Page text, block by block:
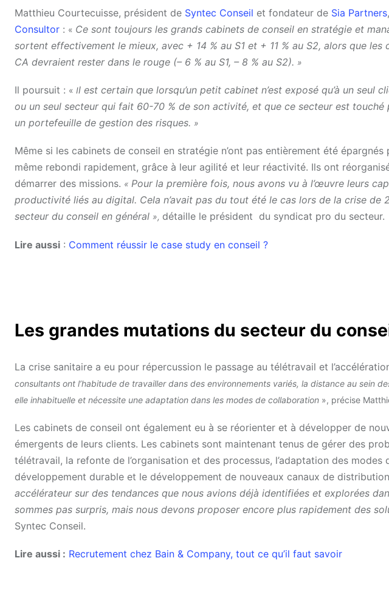
Matthieu Courtecuisse, président de Syntec Conseil et fondateur de Sia Partners
Consultor : « Ce sont toujours les grands cabinets de conseil en stratégie et
sortent effectivement le mieux, avec + 14 % au S1 et + 11 % au S2, alors que les
CA devraient rester dans le rouge (– 6 % au S1, – 8 % au S2). »
Il poursuit : « Il est certain que lorsqu’un petit cabinet n’est exposé qu’à un seul
ou un seul secteur qui fait 60-70 % de son activité, et que ce secteur est touché
un portefeuille de gestion des risques. »
Même si les cabinets de conseil en stratégie n’ont pas entièrement été
même rebondi rapidement, grâce à leur agilité et leur réactivité. Ils ont
démarrer des missions. « Pour la première fois, nous avons vu à l’œuvre leurs
productivité liés au digital. Cela n’avait pas du tout été le cas lors de la crise
secteur du conseil en général », détaille le président du syndicat pro du secteur.
Lire aussi : Comment réussir le case study en conseil ?
Les grandes mutations du secteur du
La crise sanitaire a eu pour répercussion le passage au télétravail et
consultants ont l’habitude de travailler dans des environnements variés, la distance au sein
elle inhabituelle et nécessite une adaptation dans les modes de collaboration », précise
Les cabinets de conseil ont également eu à se réorienter et à développer de
émergents de leurs clients. Les cabinets sont maintenant tenus de gérer des
télétravail, la refonte de l’organisation et des processus, l’adaptation des modes
développement durable et le développement de nouveaux canaux de
accélérateur sur des tendances que nous avions déjà identifiées et explorées
sommes pas surpris, mais nous devons proposer encore plus rapidement des
Syntec Conseil.
Lire aussi : Recrutement chez Bain & Company, tout ce qu’il faut savoir